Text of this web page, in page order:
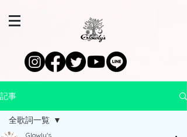
記事
全歌詞一覧
Glowly's